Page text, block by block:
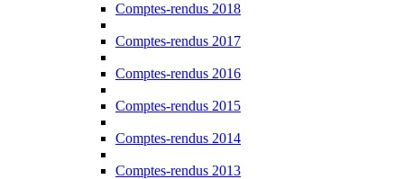
Comptes-rendus 2018
Comptes-rendus 2017
Comptes-rendus 2016
Comptes-rendus 2015
Comptes-rendus 2014
Comptes-rendus 2013